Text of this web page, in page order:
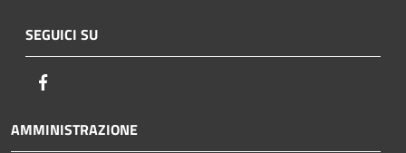
SEGUICI SU
AMMINISTRAZIONE